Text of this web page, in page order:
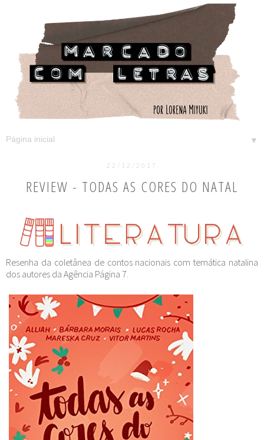
▼
22/12/2017
REVIEW - TODAS AS CORES DO NATAL
Resenha da coletânea de contos nacionais com temática natalina
dos autores da Agência Página 7.